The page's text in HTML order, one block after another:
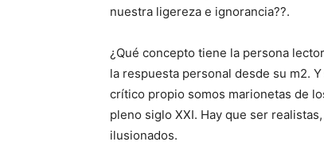
nuestra ligereza e ignorancia??.
¿Qué concepto tiene la persona
la respuesta personal desde su m2.
crítico propio somos marionetas de
pleno siglo XXI. Hay que ser
ilusionados.